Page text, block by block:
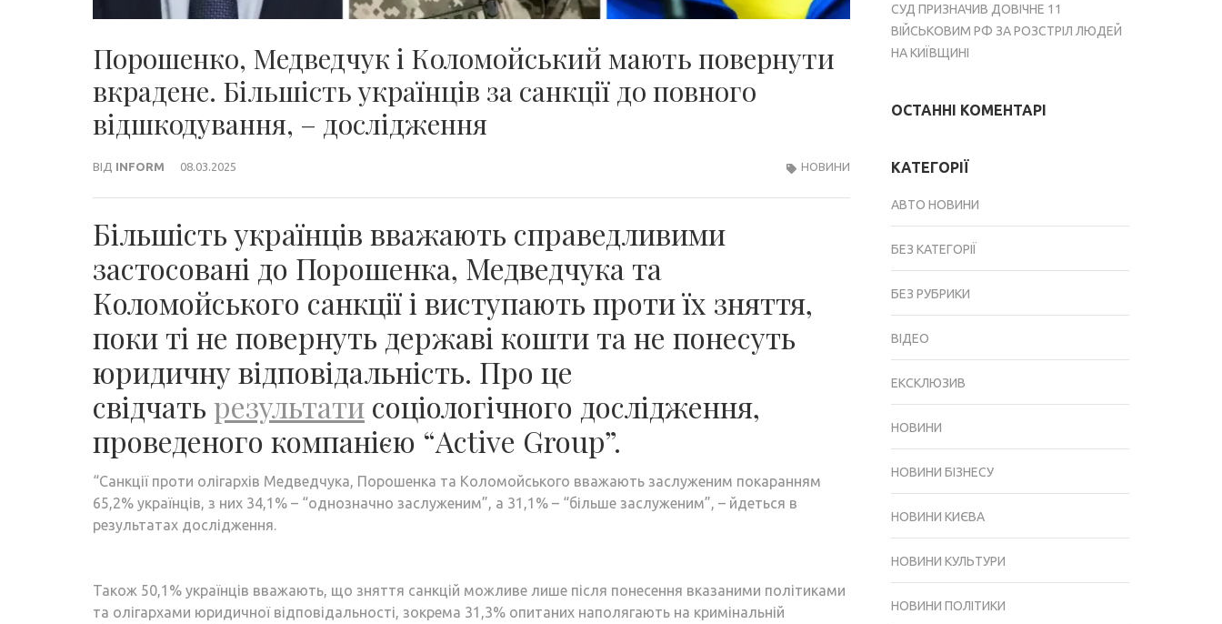
Порошенко, Медведчук і Коломойський мають повернути
вкрадене. Більшість українців за санкції до повного
відшкодування, – дослідження
ВІД INFORM 08.03.2025 НОВИНИ
Більшість українців вважають справедливими
застосовані до Порошенка, Медведчука та
Коломойського санкції і виступають проти їх зняття,
поки ті не повернуть державі кошти та не понесуть
юридичну відповідальність. Про це
свідчать результати соціологічного дослідження,
проведеного компанією “Active Group”.
“Санкції проти олігархів Медведчука, Порошенка та Коломойського вважають заслуженим покаранням
65,2% українців, з них 34,1% – “однозначно заслуженим”, а 31,1% – “більше заслуженим”, – йдеться в
результатах дослідження.
Також 50,1% українців вважають, що зняття санкцій можливе лише після понесення вказаними політиками
та олігархами юридичної відповідальності, зокрема 31,3% опитаних наполягають на кримінальній
СУД ПРИЗНАЧИВ ДОВІЧНЕ 11
ВІЙСЬКОВИМ РФ ЗА РОЗСТРІЛ ЛЮДЕЙ
НА КИЇВЩИНІ
ОСТАННІ КОМЕНТАРІ
КАТЕГОРІЇ
АВТО НОВИНИ
БЕЗ КАТЕГОРІЇ
БЕЗ РУБРИКИ
ВІДЕО
ЕКСКЛЮЗИВ
НОВИНИ
НОВИНИ БІЗНЕСУ
НОВИНИ КИЄВА
НОВИНИ КУЛЬТУРИ
НОВИНИ ПОЛІТИКИ